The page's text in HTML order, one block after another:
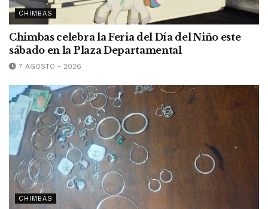
CHIMBAS
Chimbas celebra la Feria del Día del Niño este
sábado en la Plaza Departamental
7 AGOSTO - 2026
CHIMBAS